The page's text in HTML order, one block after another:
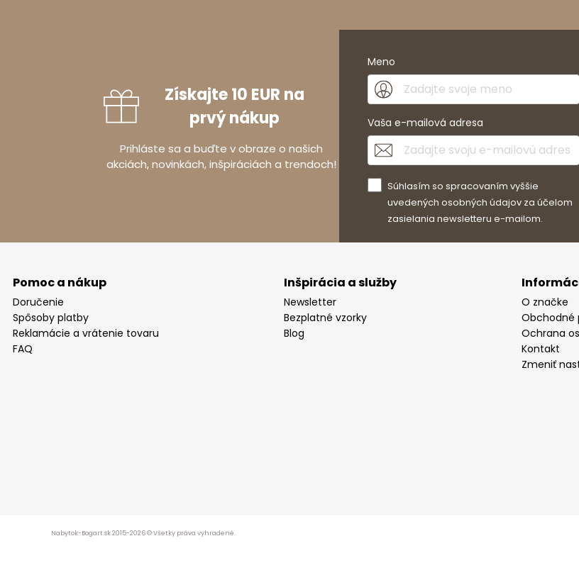
Získajte 10 EUR na
prvý nákup
Prihláste sa a buďte v obraze o našich
akciách, novinkách, inšpiráciách a trendoch!
Meno
Vaša e-mailová adresa
Súhlasím so spracovaním vyššie
uvedených osobných údajov za účelom
zasielania newsletteru e-mailom.
Pomoc a nákup
Doručenie
Spôsoby platby
Reklamácie a vrátenie tovaru
FAQ
Inšpirácia a služby
Newsletter
Bezplatné vzorky
Blog
O značke
Obchodné
Ochrana
Kontakt
Zmeniť
Nabytok-Bogart.sk 2015-2026 © Všetky práva vyhradené.